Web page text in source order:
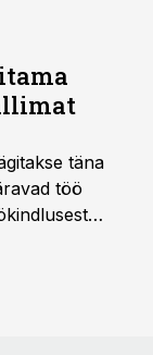
täna
töö